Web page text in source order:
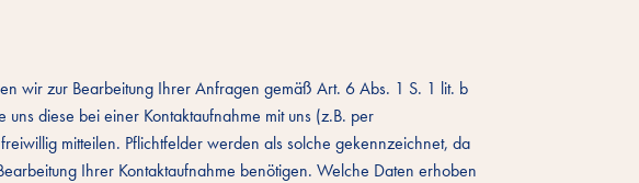
wir zur Bearbeitung Ihrer Anfragen gemäß Art. 6 Abs. 1 S. 1 lit. b
diese bei einer Kontaktaufnahme mit uns (z.B. per
mitteilen. Pflichtfelder werden als solche gekennzeichnet, da
Ihrer Kontaktaufnahme benötigen. Welche Daten erhoben